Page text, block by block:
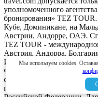
уполномоченного
бронирования» TEZ
Кубе, Доминикане, на
Австрии, Андорре, ОАЭ.
TEZ TOUR -
Австрия, Андорра,
Италия, Кипр, Куба,
Франция, Шри-Ланка.
сайте, не является ни
положениями Статьи 437 (2)
Мы используем cookies.